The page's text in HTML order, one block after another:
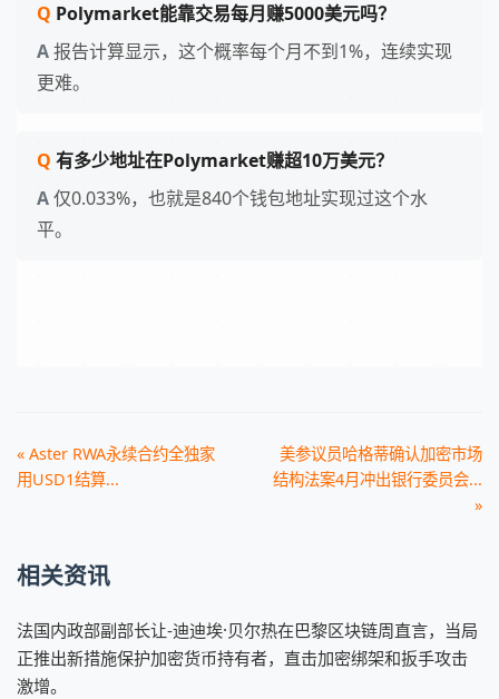
Polymarket能靠交易每月赚5000美元吗？
报告计算显示，这个概率每个月不到1%，连续实现
更难。
有多少地址在Polymarket赚超10万美元？
仅0.033%，也就是840个钱包地址实现过这个水
平。
« Aster RWA永续合约全独家
用USD1结算...
美参议员哈格蒂确认加密市场
结构法案4月冲出银行委员会...
»
相关资讯
法国内政部副部长让-迪迪埃·贝尔热在巴黎区块链周直言，当局
正推出新措施保护加密货币持有者，直击加密绑架和扳手攻击
激增。